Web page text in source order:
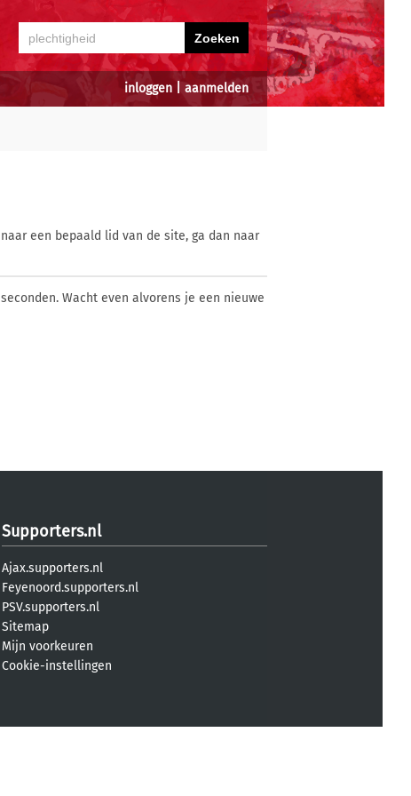
inloggen aanmelden
een bepaald lid van de site, ga dan naar
Wacht even alvorens je een nieuwe
Supporters.nl
Ajax.supporters.nl
Feyenoord.supporters.nl
PSV.supporters.nl
Sitemap
Mijn voorkeuren
Cookie-instellingen